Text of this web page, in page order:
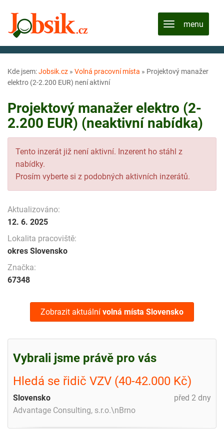
Kde jsem:Jobsik.cz » Volná pracovní místa » Projektový manažer
elektro (2-2.200 EUR) není aktivní
Projektový manažer elektro (2-
2.200 EUR) (neaktivní nabídka)
Tento inzerát již není aktivní. Inzerent ho stáhl z
nabídky.
Prosím vyberte si z podobných aktivních inzerátů.
Aktualizováno:
12. 6. 2025
Lokalita pracoviště:
okres Slovensko
Značka:
67348
Zobrazit aktuální volná místa Slovensko
Vybrali jsme právě pro vás
Hledá se řidič VZV (40-42.000 Kč)
před 2 dny
Slovensko
Advantage Consulting, s.r.o.\nBrno